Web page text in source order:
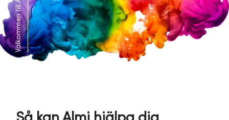
Välkommen till Almi!
Finansiering +
rådgivning = Almi